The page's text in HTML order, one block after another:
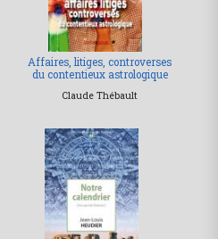
Affaires, litiges, controverses
du contentieux astrologique
Claude Thébault